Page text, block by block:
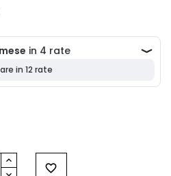
favorite_border